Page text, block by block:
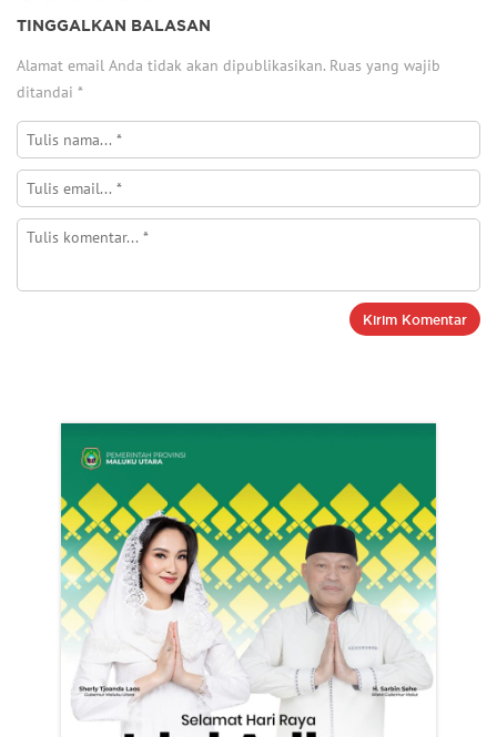
TINGGALKAN BALASAN
Alamat email Anda tidak akan dipublikasikan. Ruas yang wajib
ditandai *